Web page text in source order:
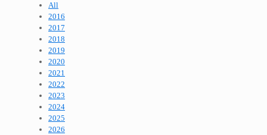
All
2016
2017
2018
2019
2020
2021
2022
2023
2024
2025
2026